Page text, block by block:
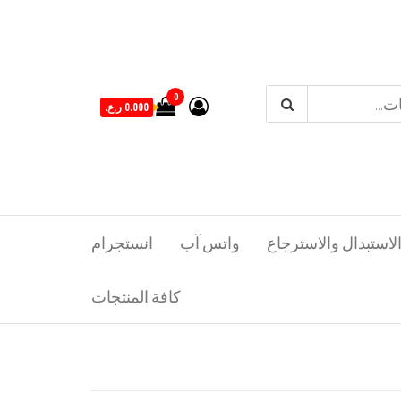
0
0.000 ر.ع.
انستجرام واتس آب والاسترجاع
كافة المنتجات